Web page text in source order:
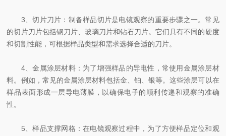
3、切片刀片：制备样品切片是电镜观察的重要步骤之一。常见
的切片刀片包括钢刀片、玻璃刀片和钻石刀片。它们具有不同的硬度
和切割性能，可根据样品类型和需求选择合适的刀片。
4、金属涂层材料：为了增强样品的导电性，常使用金属涂层材
料。例如，常见的金属涂层材料包括金、铂、银等。这些涂层可以在
样品表面形成一层导电薄膜，以确保电子的顺利传递和观察的准确
性。
5、样品支撑网格：在电镜观察过程中，为了方便样品定位和观